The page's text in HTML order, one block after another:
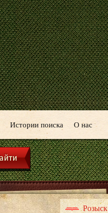
Истории поиска О нас
Розыск